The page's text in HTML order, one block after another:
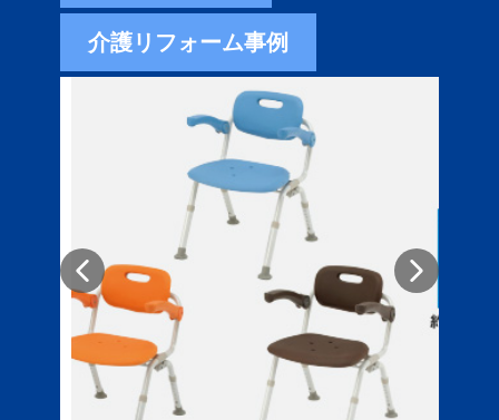
介護リフォーム事例